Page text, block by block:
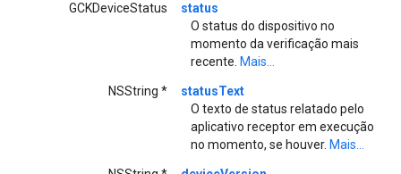
GCKDeviceStatus
status
O status do dispositivo no
momento da verificação mais
recente. Mais...
NSString *
statusText
O texto de status relatado pelo
aplicativo receptor em execução
no momento, se houver. Mais...